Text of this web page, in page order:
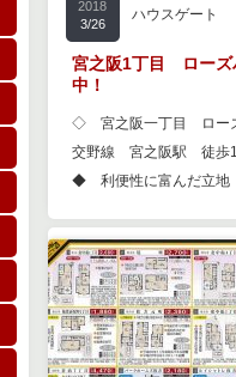
2018
3/26
ハウスゲート
宮之阪1丁目 ロー
中！
◇ 宮之阪一丁目 ロ
交野線 宮之阪駅 徒歩1
◆ 利便性に富んだ立地
4/23
エクセランド
エクセランド田宮本
分譲3区画予定,先行
現在宅地造成中の新規
田宮本町」 もしかしま
方もおられるかもしれ